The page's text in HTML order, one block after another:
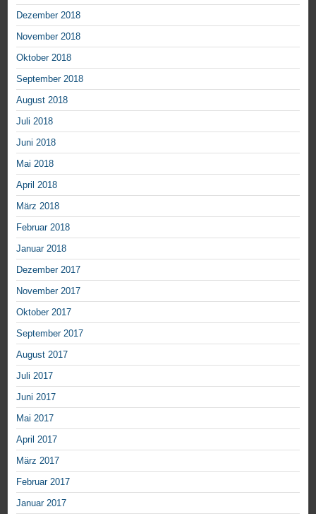
Dezember 2018
November 2018
Oktober 2018
September 2018
August 2018
Juli 2018
Juni 2018
Mai 2018
April 2018
März 2018
Februar 2018
Januar 2018
Dezember 2017
November 2017
Oktober 2017
September 2017
August 2017
Juli 2017
Juni 2017
Mai 2017
April 2017
März 2017
Februar 2017
Januar 2017